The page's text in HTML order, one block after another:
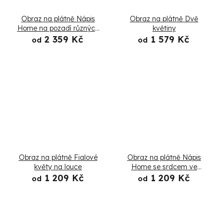
Obraz na plátně Nápis
Home na pozadí různých
druhů dřeva - 5 dílný
od 2 359 Kč
Obraz na plátně Dvě
květiny
od 1 579 Kč
Obraz na plátně Fialové
květy na louce
od 1 209 Kč
Obraz na plátně Nápis
Home se srdcem ve
vintage stylu
od 1 209 Kč